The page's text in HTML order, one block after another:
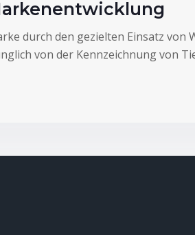
durch den gezielten Einsatz
von der Kennzeichnung von